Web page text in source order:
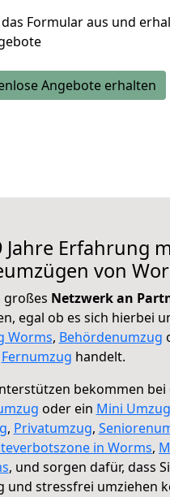
Formular aus und
Angebote erhalten
Jahre Erfahrung
von
großes Netzwerk an
egal ob es sich hierbei
Worms, Behördenumzug
Fernumzug handelt.
bekommen bei
oder ein Mini Umzug
, Privatumzug,
in Worms,
, und sorgen dafür, dass
und stressfrei umziehen